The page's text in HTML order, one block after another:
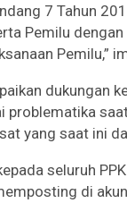
7 Tahun
Pemilu
Pemilu,”
dukungan
problematika
yang saat ini
seluruh
di